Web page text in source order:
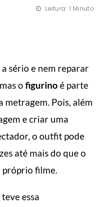
Leitura: 1 Minuto
sério e nem reparar
o figurinoé parte
Pois, além
e criar uma
o outfit pode
até mais do que o
próprio filme.
essa